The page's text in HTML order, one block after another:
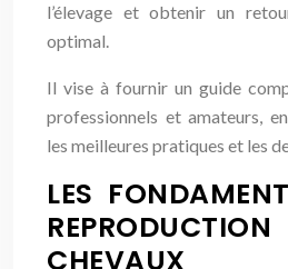
l’élevage et obtenir un
optimal.
Il vise à fournir un guide
professionnels et amateurs,
les meilleures pratiques et les
LES
CHEVAUX